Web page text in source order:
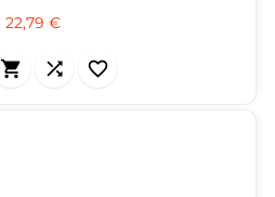
à la cale d'isolation) ± 50 m² / boîte de 100
22,79 €Prix
  